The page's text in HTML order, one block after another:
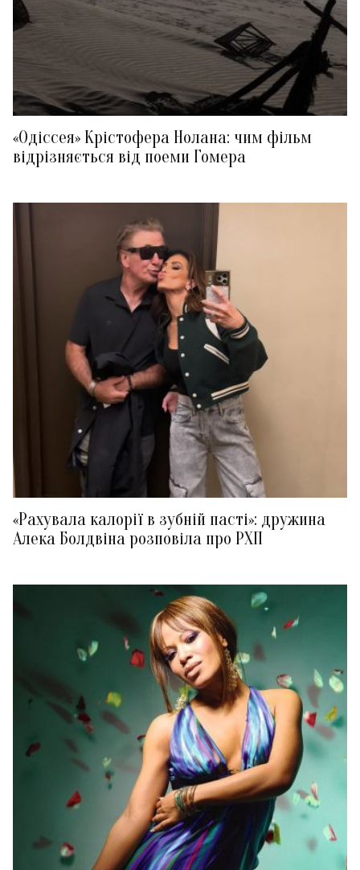
«Одіссея» Крістофера Нолана: чим фільм
відрізняється від поеми Гомера
«Рахувала калорії в зубній пасті»: дружина
Алека Болдвіна розповіла про РХП